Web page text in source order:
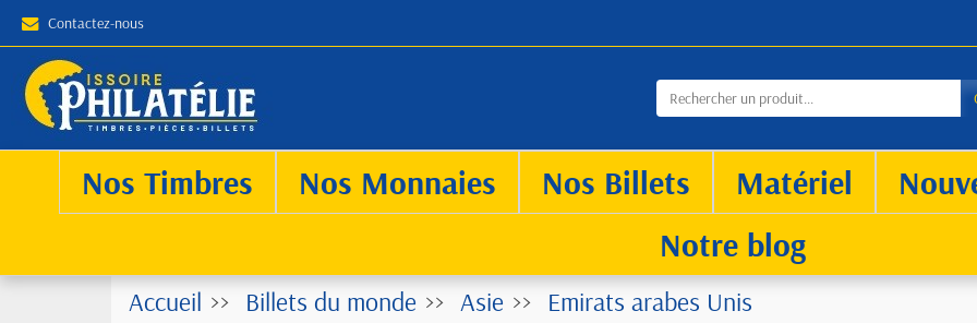
Contactez-nous
Nos Timbres Nos Monnaies Nos Billets Matériel
Notre blog
Accueil Billets du monde Asie
Emirats arabes Unis